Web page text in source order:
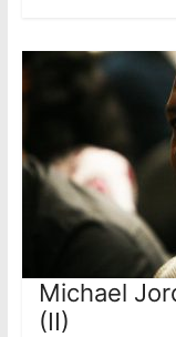
Michael
(II)